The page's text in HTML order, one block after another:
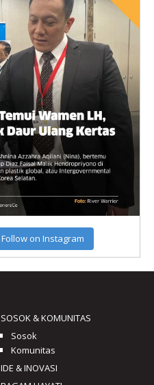
Follow on Instagram
SOSOK & KOMUNITAS
Sosok
Komunitas
IDE & INOVASI